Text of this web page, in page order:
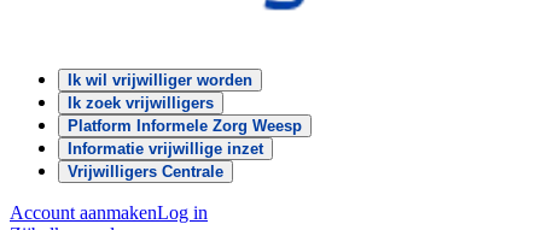
Ik wil vrijwilliger worden
Ik zoek vrijwilligers
Platform Informele Zorg Weesp
Informatie vrijwillige inzet
Vrijwilligers Centrale
Account aanmakenLog in